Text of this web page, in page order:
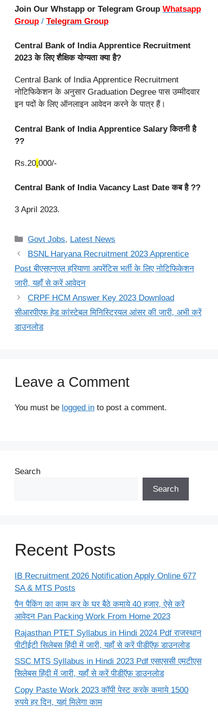
Join Our Whstapp or Telegram Group Whatsapp
Group / Telegram Group
Central Bank of India Apprentice Recruitment
2023 के लिए शैक्षिक योग्यता क्या है?
Central Bank of India Apprentice Recruitment
नोटिफिकेशन के अनुसार Graduation Degree पास उम्मीदवार
इन पदों के लिए ऑनलाइन आवेदन करने के पात्र हैं।
Central Bank of India Apprentice Salary कितनी है
??
Rs.20,000/-
Central Bank of India Vacancy Last Date कब है ??
3 April 2023.
Categories
Govt Jobs, Latest News
BSNL Haryana Recruitment 2023 Apprentice
Post बीएसएनएल हरियाणा अपरेंटिस भर्ती के लिए नोटिफिकेशन
जारी, यहाँ से करें आवेदन
CRPF HCM Answer Key 2023 Download
सीआरपीएफ हेड कांस्टेबल मिनिस्ट्रियल आंसर की जारी, अभी करें
डाउनलोड
Leave a Comment
You must be logged in to post a comment.
Search
Search
Recent Posts
IB Recruitment 2026 Notification Apply Online 677
SA & MTS Posts
पैन पैकिंग का काम कर के घर बैठे कमाये 40 हजार, ऐसे करें
आवेदन Pan Packing Work From Home 2023
Rajasthan PTET Syllabus in Hindi 2024 Pdf राजस्थान
पीटीईटी सिलेबस हिंदी में जारी, यहाँ से करें पीडीऍफ़ डाउनलोड
SSC MTS Syllabus in Hindi 2023 Pdf एसएससी एमटीएस
सिलेबस हिंदी में जारी, यहाँ से करें पीडीऍफ़ डाउनलोड
Copy Paste Work 2023 कॉपी पेस्ट करके कमाये 1500
रुपये हर दिन, यहां मिलेगा काम